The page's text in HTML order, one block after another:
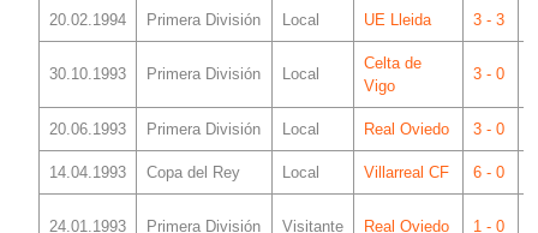
20.02.1994 Primera División Local UE Lleida 3 - 3
30.10.1993 Primera División Local
Celta de
Vigo
3 - 0
20.06.1993 Primera División Local Real Oviedo 3 - 0
14.04.1993 Copa del Rey Local Villarreal CF 6 - 0
24.01.1993 Primera División Visitante Real Oviedo 1 - 0